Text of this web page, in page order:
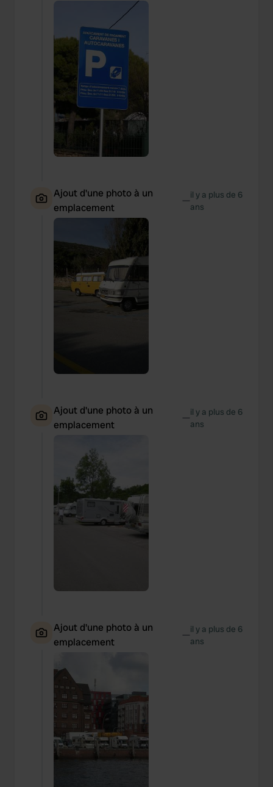
Ajout d'une photo à un
emplacement
—il y a plus de 6
ans
Ajout d'une photo à un
emplacement
—il y a plus de 6
ans
Ajout d'une photo à un
emplacement
—il y a plus de 6
ans